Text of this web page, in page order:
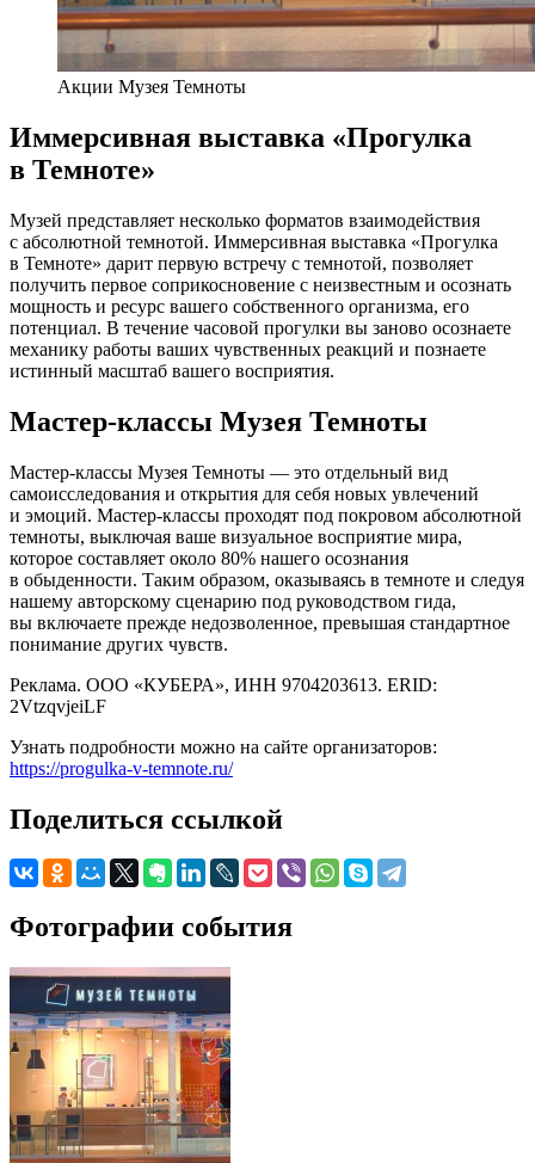
Акции Музея Темноты
Иммерсивная выставка «Прогулка
в Темноте»
Музей представляет несколько форматов взаимодействия
с абсолютной темнотой. Иммерсивная выставка «Прогулка
в Темноте» дарит первую встречу с темнотой, позволяет
получить первое соприкосновение с неизвестным и осознать
мощность и ресурс вашего собственного организма, его
потенциал. В течение часовой прогулки вы заново осознаете
механику работы ваших чувственных реакций и познаете
истинный масштаб вашего восприятия.
Мастер-классы Музея Темноты
Мастер-классы Музея Темноты — это отдельный вид
самоисследования и открытия для себя новых увлечений
и эмоций. Мастер-классы проходят под покровом абсолютной
темноты, выключая ваше визуальное восприятие мира,
которое составляет около 80% нашего осознания
в обыденности. Таким образом, оказываясь в темноте и следуя
нашему авторскому сценарию под руководством гида,
вы включаете прежде недозволенное, превышая стандартное
понимание других чувств.
Реклама. ООО «КУБЕРА», ИНН 9704203613. ERID:
2VtzqvjeiLF
Узнать подробности можно на сайте организаторов:
https://progulka-v-temnote.ru/
Поделиться ссылкой
Фотографии события